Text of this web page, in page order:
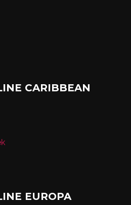
CARIBBEAN
EUROPA